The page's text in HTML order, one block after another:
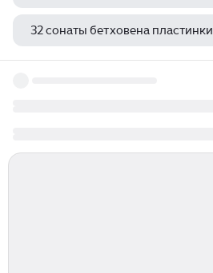
32 сонаты бетховена пластинки